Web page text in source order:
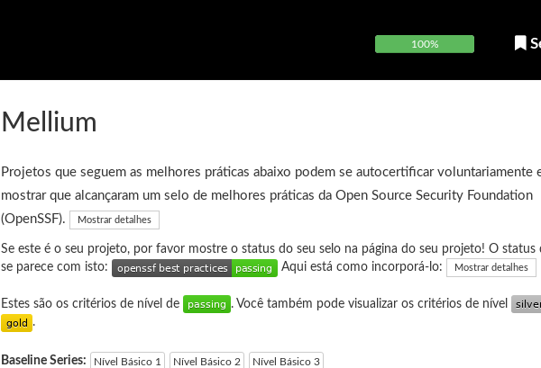
100%
Mellium
Projetos que seguem as melhores práticas abaixo podem se autocertificar voluntariamente
mostrar que alcançaram um selo de melhores práticas da Open Source Security Foundation
(OpenSSF).
Mostrar detalhes
Se este é o seu projeto, por favor mostre o status do seu selo na página do seu projeto! O status
se parece com isto:
Aqui está como incorporá-lo: Mostrar detalhes
Estes são os critérios de nível de . Você também pode visualizar os critérios de nível
.
Baseline Series: Nível Básico 1 Nível Básico 2 Nível Básico 3